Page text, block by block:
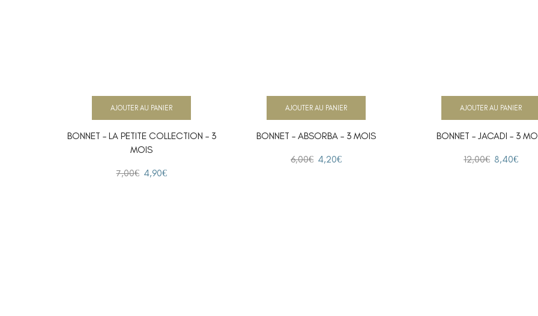
BONNET – LA PETITE COLLECTION – 3
MOIS
7,00€ 4,90€
AJOUTER AU PANIER
BONNET – ABSORBA – 3 MOIS
6,00€ 4,20€
AJOUTER AU PANIER
BONNET – JACADI – 3
12,00€ 8,40€
AJOUTER AU PANIER